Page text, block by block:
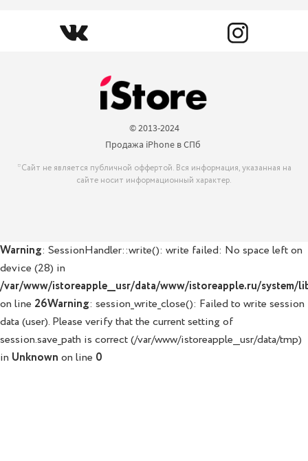
© 2013-2024
Продажа iPhone в СПб
*Сайт не является публичной оффертой. Вся информация, указанная на
сайте носит информационный характер.
Warning: SessionHandler::write(): write failed: No space left on
device (28) in
/var/www/istoreapple__usr/data/www/istoreapple.ru/system/
on line 26Warning: session_write_close(): Failed to write session
data (user). Please verify that the current setting of
session.save_path is correct (/var/www/istoreapple__usr/data/tmp)
in Unknown on line 0